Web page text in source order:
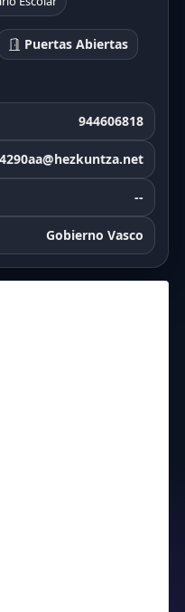
Puertas Abiertas
944606818
--
Gobierno Vasco